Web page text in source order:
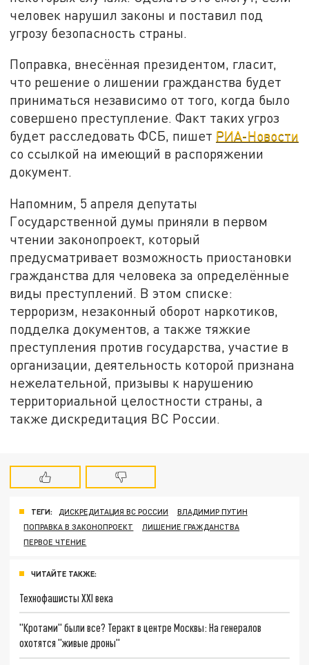
человек нарушил законы и поставил под
угрозу безопасность страны.
Поправка, внесённая президентом, гласит,
что решение о лишении гражданства будет
приниматься независимо от того, когда было
совершено преступление. Факт таких угроз
будет расследовать ФСБ, пишет РИА-Новости
со ссылкой на имеющий в распоряжении
документ.
Напомним, 5 апреля депутаты
Государственной думы приняли в первом
чтении законопроект, который
предусматривает возможность приостановки
гражданства для человека за определённые
виды преступлений. В этом списке:
терроризм, незаконный оборот наркотиков,
подделка документов, а также тяжкие
преступления против государства, участие в
организации, деятельность которой признана
нежелательной, призывы к нарушению
территориальной целостности страны, а
также дискредитация ВС России.
ТЕГИ: ДИСКРЕДИТАЦИЯ ВС РОССИИ
ВЛАДИМИР ПУТИН
ПОПРАВКА В ЗАКОНОПРОЕКТ
ЛИШЕНИЕ ГРАЖДАНСТВА
ПЕРВОЕ ЧТЕНИЕ
ЧИТАЙТЕ ТАКЖЕ:
Технофашисты XXI века
"Кротами" были все? Теракт в центре Москвы: На генералов
охотятся "живые дроны"